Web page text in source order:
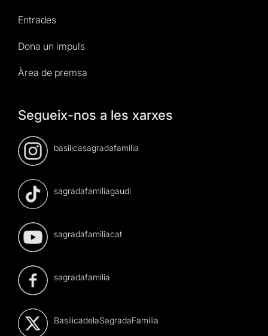
Entrades
Dona un impuls
Àrea de premsa
Segueix-nos a les xarxes
basilicasagradafamilia
sagradafamiliagaudi
sagradafamiliacat
sagradafamilia
BasilicadelaSagradaFamilia